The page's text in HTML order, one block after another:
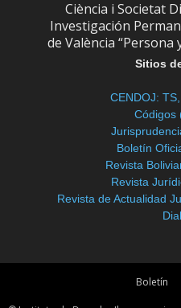
Ciència i Societat
Investigación
de València “Persona
Sitios
CENDOJ:
Códigos
Boletín
Revista
Revista
Revista de Actualidad
Boletín